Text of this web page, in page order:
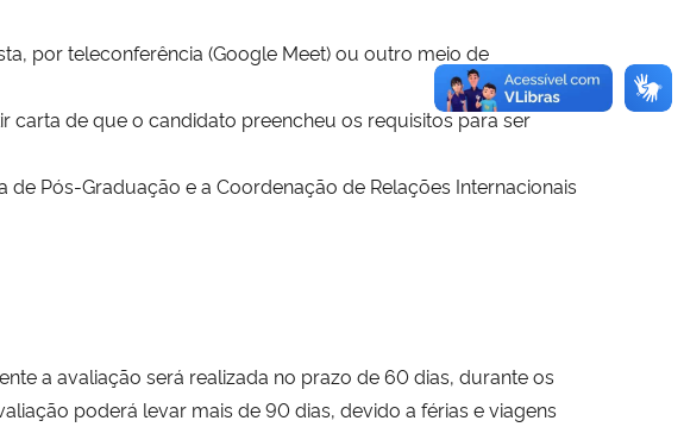
por teleconferência (Google Meet) ou outro meio de
carta de que o candidato preencheu os requisitos para ser
Pós-Graduação e a Coordenação de Relações Internacionais
a avaliação será realizada no prazo de 60 dias, durante os
poderá levar mais de 90 dias, devido a férias e viagens